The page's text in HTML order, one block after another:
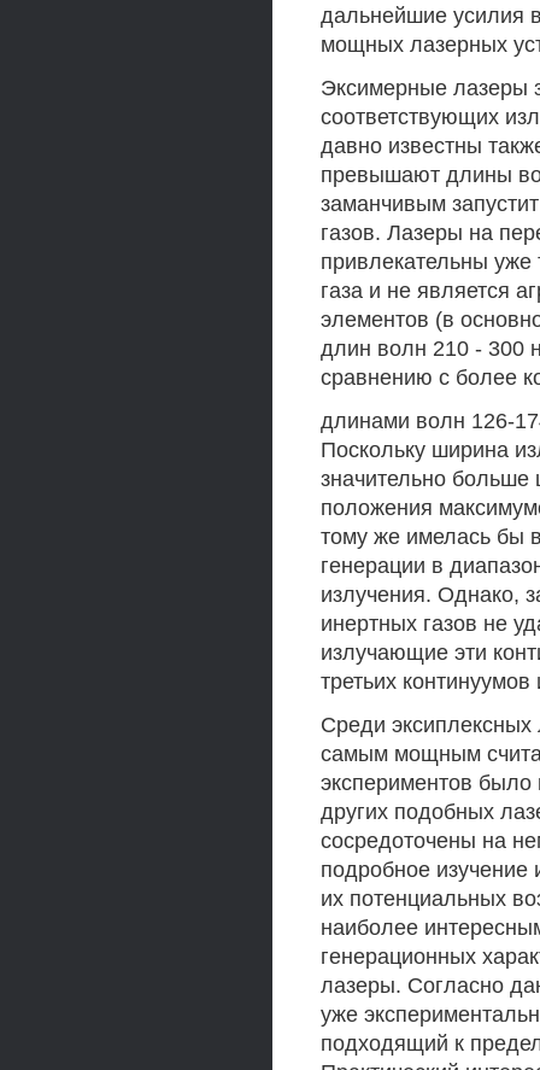
дальнейшие усилия
мощных лазерных
Эксимерные лазеры
соответствующих
давно известны
превышают длины
заманчивым
газов. Лазеры на
привлекательны уже
газа и не является
элементов (в
длин волн 210 - 300
сравнению с более
длинами волн 126-
Поскольку ширина
значительно
положения
тому же имелась бы
генерации в
излучения. Однако,
инертных газов не
излучающие эти
третьих
Среди
самым мощным
экспериментов было
других подобных
сосредоточены на
подробное изучение
их потенциальных
наиболее
генерационных
лазеры. Согласно
уже
подходящий к